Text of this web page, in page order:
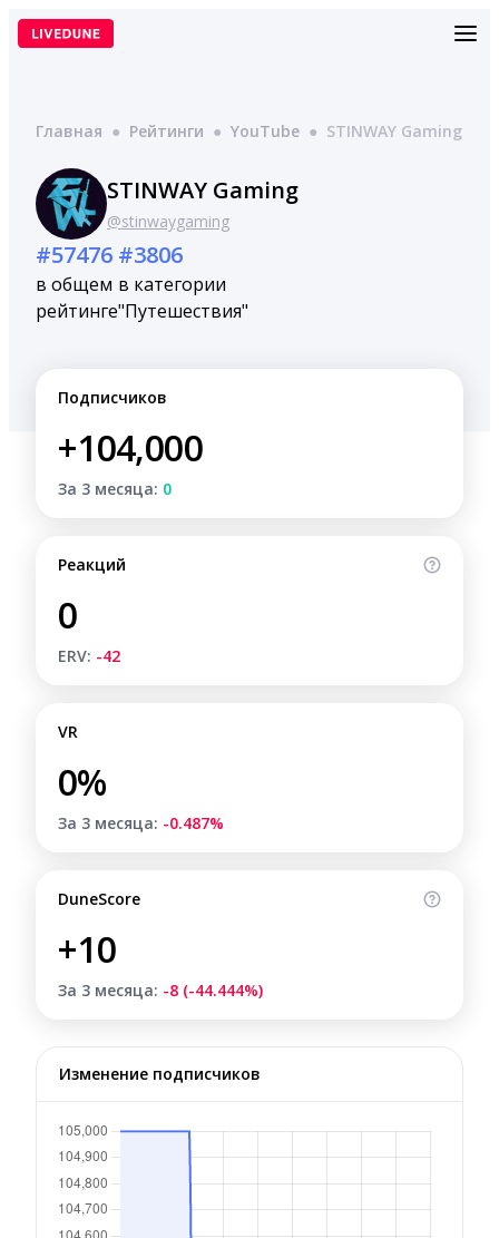
Перейти
Главная ● Рейтинги ● YouTube ● STINWAY Gaming
STINWAY Gaming
@stinwaygaming
#57476
в общем
рейтинге
#3806
в категории
"Путешествия"
Подписчиков
+104,000
За 3 месяца: 0
Реакций
0
ERV: -42
VR
0%
За 3 месяца: -0.487%
DuneScore
+10
За 3 месяца: -8 (-44.444%)
Изменение подписчиков